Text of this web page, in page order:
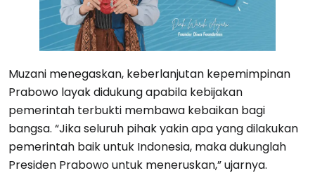
Muzani menegaskan, keberlanjutan kepemimpinan
Prabowo layak didukung apabila kebijakan
pemerintah terbukti membawa kebaikan bagi
bangsa. “Jika seluruh pihak yakin apa yang dilakukan
pemerintah baik untuk Indonesia, maka dukunglah
Presiden Prabowo untuk meneruskan,” ujarnya.